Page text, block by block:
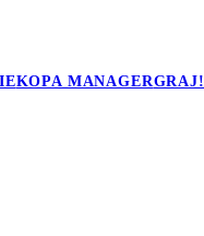
KOPA MANAGERGRAJ!